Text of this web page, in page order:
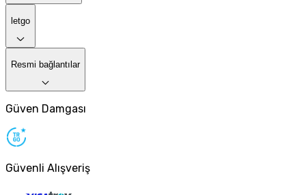
letgo
Resmi bağlantılar
Güven Damgası
Güvenli Alışveriş